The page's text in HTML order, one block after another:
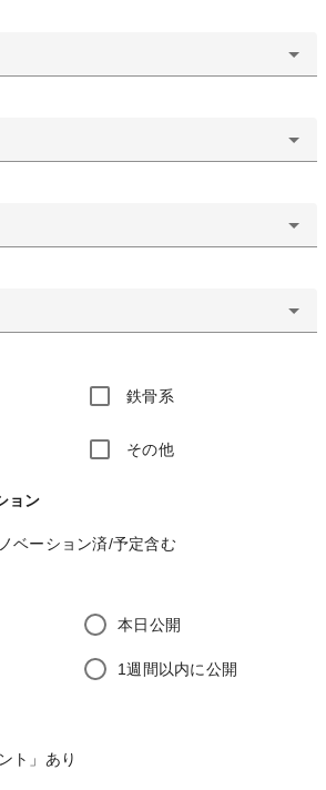
鉄骨系
その他
ョン
ベーション済/予定含む
本日公開
1週間以内に公開
ト」あり